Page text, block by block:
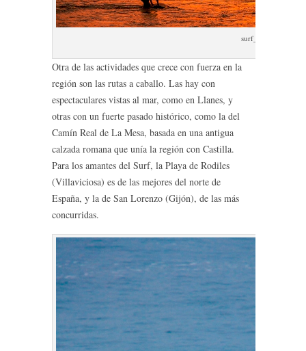
surf_asturias
Otra de las actividades que crece con fuerza en la
región son las rutas a caballo. Las hay con
espectaculares vistas al mar, como en Llanes, y
otras con un fuerte pasado histórico, como la del
Camín Real de La Mesa, basada en una antigua
calzada romana que unía la región con Castilla.
Para los amantes del Surf, la Playa de Rodiles
(Villaviciosa) es de las mejores del norte de
España, y la de San Lorenzo (Gijón), de las más
concurridas.